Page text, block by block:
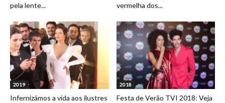
pela lente...
vermelha dos...
2019
Infernizámos a vida aos ilustres
2018
Festa de Verão TVI 2018: Veja